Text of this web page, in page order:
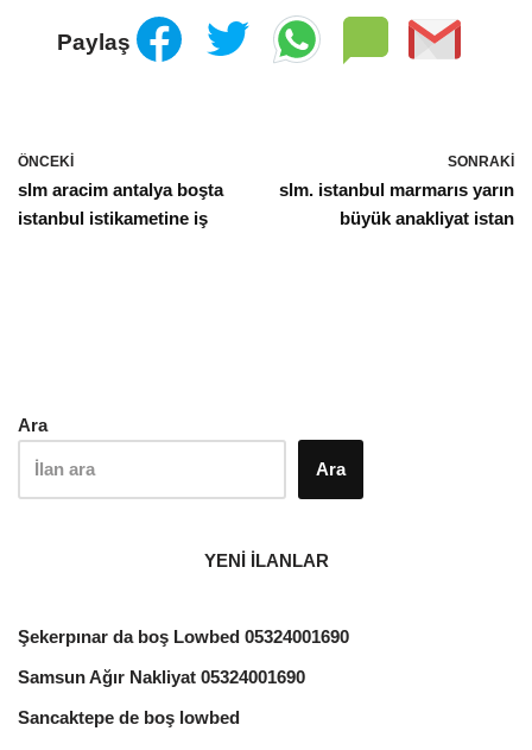
Paylaş
ÖNCEKI
slm aracim antalya boşta
istanbul istikametine iş
SONRAKI
slm. istanbul marmarıs yarın
büyük anakliyat istan
Ara
Ara
YENİ İLANLAR
Şekerpınar da boş Lowbed 05324001690
Samsun Ağır Nakliyat 05324001690
Sancaktepe de boş lowbed